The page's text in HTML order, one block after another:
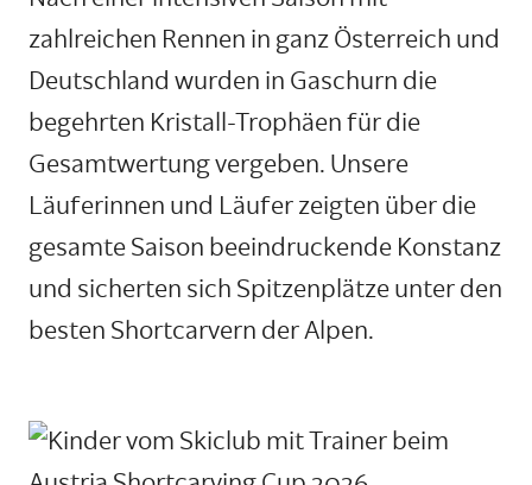
zahlreichen Rennen in ganz Österreich und
Deutschland wurden in Gaschurn die
begehrten Kristall-Trophäen für die
Gesamtwertung vergeben. Unsere
Läuferinnen und Läufer zeigten über die
gesamte Saison beeindruckende Konstanz
und sicherten sich Spitzenplätze unter den
besten Shortcarvern der Alpen.